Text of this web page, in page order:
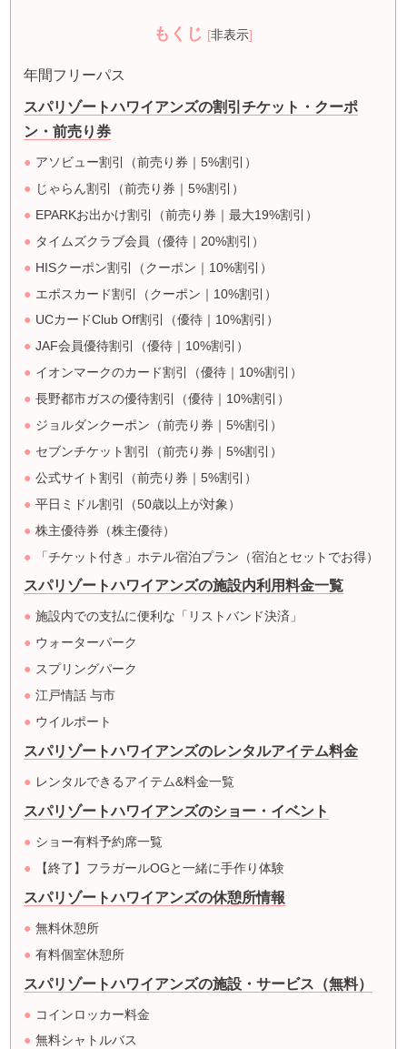
もくじ [非表示]
年間フリーパス
スパリゾートハワイアンズの割引チケット・クーポ
ン・前売り券
アソビュー割引（前売り券｜5%割引）
じゃらん割引（前売り券｜5%割引）
EPARKお出かけ割引（前売り券｜最大19%割引）
タイムズクラブ会員（優待｜20%割引）
HISクーポン割引（クーポン｜10%割引）
エポスカード割引（クーポン｜10%割引）
UCカードClub Off割引（優待｜10%割引）
JAF会員優待割引（優待｜10%割引）
イオンマークのカード割引（優待｜10%割引）
長野都市ガスの優待割引（優待｜10%割引）
ジョルダンクーポン（前売り券｜5%割引）
セブンチケット割引（前売り券｜5%割引）
公式サイト割引（前売り券｜5%割引）
平日ミドル割引（50歳以上が対象）
株主優待券（株主優待）
「チケット付き」ホテル宿泊プラン（宿泊とセットでお得）
スパリゾートハワイアンズの施設内利用料金一覧
施設内での支払に便利な「リストバンド決済」
ウォーターパーク
スプリングパーク
江戸情話 与市
ウイルポート
スパリゾートハワイアンズのレンタルアイテム料金
レンタルできるアイテム&料金一覧
スパリゾートハワイアンズのショー・イベント
ショー有料予約席一覧
【終了】フラガールOGと一緒に手作り体験
スパリゾートハワイアンズの休憩所情報
無料休憩所
有料個室休憩所
スパリゾートハワイアンズの施設・サービス（無料）
コインロッカー料金
無料シャトルバス